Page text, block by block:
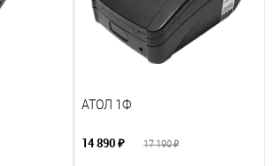
АТОЛ 1Ф
14 890 ₽ 17 190 ₽